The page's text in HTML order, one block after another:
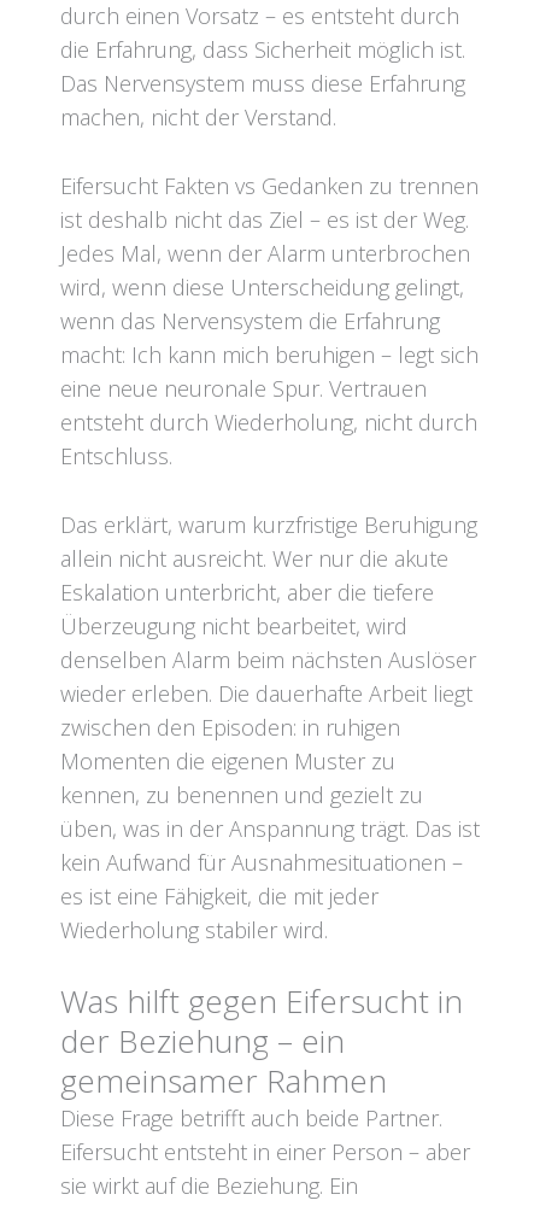
durch einen Vorsatz – es entsteht durch
die Erfahrung, dass Sicherheit möglich ist.
Das Nervensystem muss diese Erfahrung
machen, nicht der Verstand.
Eifersucht Fakten vs Gedanken zu trennen
ist deshalb nicht das Ziel – es ist der Weg.
Jedes Mal, wenn der Alarm unterbrochen
wird, wenn diese Unterscheidung gelingt,
wenn das Nervensystem die Erfahrung
macht: Ich kann mich beruhigen – legt sich
eine neue neuronale Spur. Vertrauen
entsteht durch Wiederholung, nicht durch
Entschluss.
Das erklärt, warum kurzfristige Beruhigung
allein nicht ausreicht. Wer nur die akute
Eskalation unterbricht, aber die tiefere
Überzeugung nicht bearbeitet, wird
denselben Alarm beim nächsten Auslöser
wieder erleben. Die dauerhafte Arbeit liegt
zwischen den Episoden: in ruhigen
Momenten die eigenen Muster zu
kennen, zu benennen und gezielt zu
üben, was in der Anspannung trägt. Das ist
kein Aufwand für Ausnahmesituationen –
es ist eine Fähigkeit, die mit jeder
Wiederholung stabiler wird.
Was hilft gegen Eifersucht in
der Beziehung – ein
gemeinsamer Rahmen
Diese Frage betrifft auch beide Partner.
Eifersucht entsteht in einer Person – aber
sie wirkt auf die Beziehung. Ein